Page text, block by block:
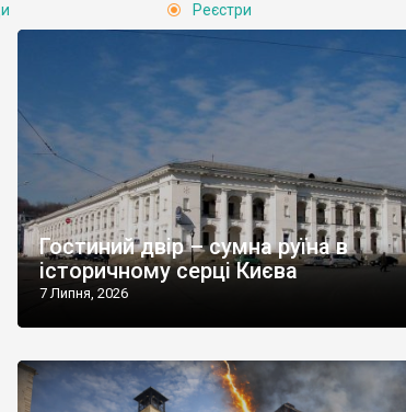
Реєстри
Гостиний двір – сумна руїна в
історичному серці Києва
7 Липня, 2026